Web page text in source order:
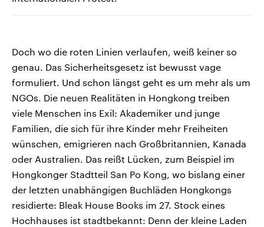
Doch wo die roten Linien verlaufen, weiß keiner so
genau. Das Sicherheitsgesetz ist bewusst vage
formuliert. Und schon längst geht es um mehr als um
NGOs. Die neuen Realitäten in Hongkong treiben
viele Menschen ins Exil: Akademiker und junge
Familien, die sich für ihre Kinder mehr Freiheiten
wünschen, emigrieren nach Großbritannien, Kanada
oder Australien. Das reißt Lücken, zum Beispiel im
Hongkonger Stadtteil San Po Kong, wo bislang einer
der letzten unabhängigen Buchläden Hongkongs
residierte: Bleak House Books im 27. Stock eines
Hochhauses ist stadtbekannt: Denn der kleine Laden